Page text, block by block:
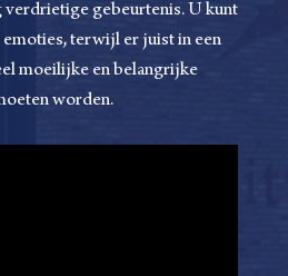
verdrietige gebeurtenis. U kunt
terwijl er juist in een
moeilijke en belangrijke
worden.